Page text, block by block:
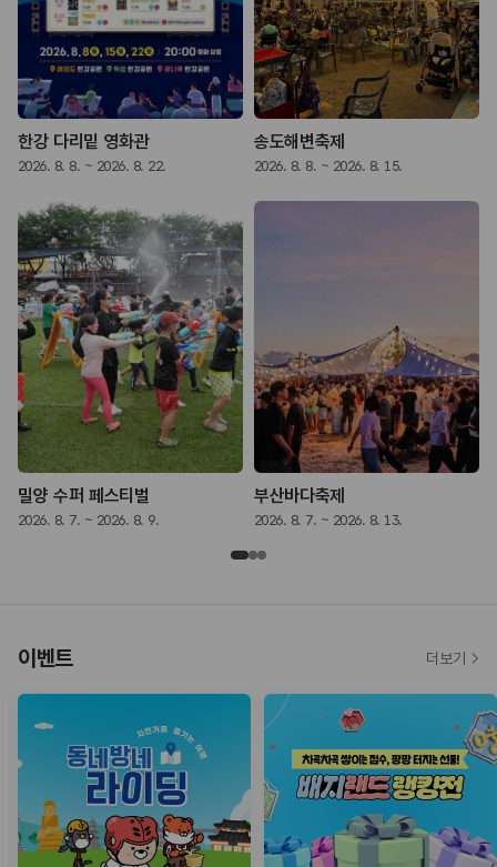
한강 다리밑 영화관
2026. 8. 8. ~ 2026. 8. 22.
송도해변축제
2026. 8. 8. ~ 2026. 8. 15.
밀양 수퍼 페스티벌
2026. 8. 7. ~ 2026. 8. 9.
부산바다축제
2026. 8. 7. ~ 2026. 8. 13.
이벤트 더보기